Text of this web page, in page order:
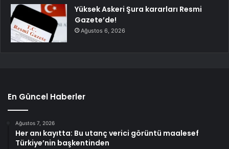
Yüksek Askeri Şura kararları Resmi
Gazete’de!
Ağustos 6, 2026
En Güncel Haberler
Ağustos 7, 2026
Her anı kayıtta: Bu utanç verici görüntü maalesef
Türkiye’nin başkentinden